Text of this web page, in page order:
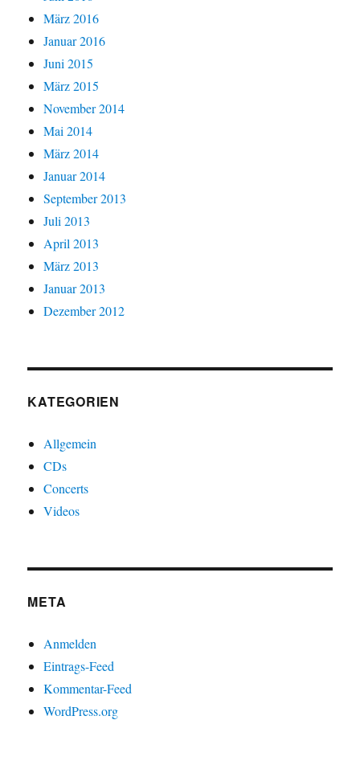
März 2016
Januar 2016
Juni 2015
März 2015
November 2014
Mai 2014
März 2014
Januar 2014
September 2013
Juli 2013
April 2013
März 2013
Januar 2013
Dezember 2012
KATEGORIEN
Allgemein
CDs
Concerts
Videos
META
Anmelden
Eintrags-Feed
Kommentar-Feed
WordPress.org